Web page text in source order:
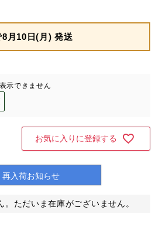
8月10日(月) 発送
示できません
お気に入りに登録する
再入荷お知らせ
。ただいま在庫がございません。